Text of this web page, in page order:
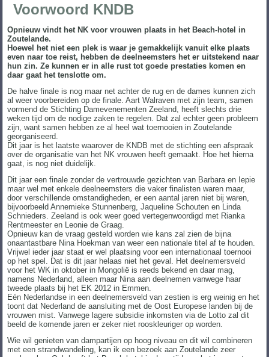
Voorwoord KNDB
Opnieuw vindt het NK voor vrouwen plaats in het Beach-hotel in
Zoutelande.
Hoewel het niet een plek is waar je gemakkelijk vanuit elke plaats
even naar toe reist, hebben de deelneemsters het er uitstekend naar
hun zin. Ze kunnen er in alle rust tot goede prestaties komen en
daar gaat het tenslotte om.
De halve finale is nog maar net achter de rug en de dames kunnen zich
al weer voorbereiden op de finale. Aart Walraven met zijn team, samen
vormend de Stichting Damevenementen Zeeland, heeft slechts drie
weken tijd om de nodige zaken te regelen. Dat zal echter geen probleem
zijn, want samen hebben ze al heel wat toernooien in Zoutelande
georganiseerd.
Dit jaar is het laatste waarover de KNDB met de stichting een afspraak
over de organisatie van het NK vrouwen heeft gemaakt. Hoe het hierna
gaat, is nog niet duidelijk.
Dit jaar een finale zonder de vertrouwde gezichten van Barbara en Iepie
maar wel met enkele deelneemsters die vaker finalisten waren maar,
door verschillende omstandigheden, er een aantal jaren niet bij waren,
bijvoorbeeld Annemieke Stunnenberg, Jaqueline Schouten en Linda
Schnieders. Zeeland is ook weer goed vertegenwoordigd met Rianka
Rentmeester en Leonie de Graag.
Opnieuw kan de vraag gesteld worden wie kans zal zien de bijna
onaantastbare Nina Hoekman van weer een nationale titel af te houden.
Vrijwel ieder jaar staat er wel plaatsing voor een internationaal toernooi
op het spel. Dat is dit jaar helaas niet het geval. Het deelnemersveld
voor het WK in oktober in Mongolië is reeds bekend en daar mag,
namens Nederland, alleen maar Nina aan deelnemen vanwege haar
tweede plaats bij het EK 2012 in Emmen.
Eén Nederlandse in een deelnemersveld van zestien is erg weinig en het
toont dat Nederland de aansluiting met de Oost Europese landen bij de
vrouwen mist. Vanwege lagere subsidie inkomsten via de Lotto zal dit
beeld de komende jaren er zeker niet rooskleuriger op worden.
Wie wil genieten van dampartijen op hoog niveau en dit wil combineren
met een strandwandeling, kan ik een bezoek aan Zoutelande zeer